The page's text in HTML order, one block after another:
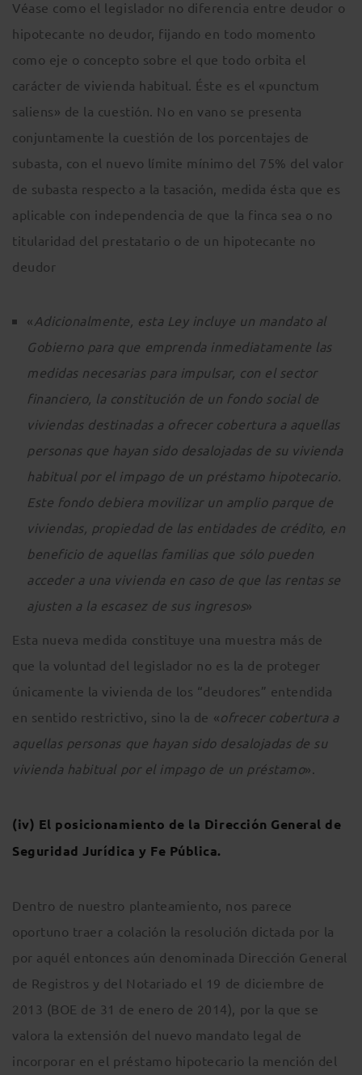
Véase como el legislador no diferencia entre deudor o
hipotecante no deudor, fijando en todo momento
como eje o concepto sobre el que todo orbita el
carácter de vivienda habitual. Éste es el «punctum
saliens» de la cuestión. No en vano se presenta
conjuntamente la cuestión de los porcentajes de
subasta, con el nuevo límite mínimo del 75% del valor
de subasta respecto a la tasación, medida ésta que es
aplicable con independencia de que la finca sea o no
titularidad del prestatario o de un hipotecante no
deudor
«Adicionalmente, esta Ley incluye un mandato al
Gobierno para que emprenda inmediatamente las
medidas necesarias para impulsar, con el sector
financiero, la constitución de un fondo social de
viviendas destinadas a ofrecer cobertura a aquellas
personas que hayan sido desalojadas de su vivienda
habitual por el impago de un préstamo hipotecario.
Este fondo debiera movilizar un amplio parque de
viviendas, propiedad de las entidades de crédito, en
beneficio de aquellas familias que sólo pueden
acceder a una vivienda en caso de que las rentas se
ajusten a la escasez de sus ingresos»
Esta nueva medida constituye una muestra más de
que la voluntad del legislador no es la de proteger
únicamente la vivienda de los “deudores” entendida
en sentido restrictivo, sino la de «ofrecer cobertura a
aquellas personas que hayan sido desalojadas de su
vivienda habitual por el impago de un préstamo».
(iv) El posicionamiento de la Dirección General de
Seguridad Jurídica y Fe Pública.
Dentro de nuestro planteamiento, nos parece
oportuno traer a colación la resolución dictada por la
por aquél entonces aún denominada Dirección General
de Registros y del Notariado el 19 de diciembre de
2013 (BOE de 31 de enero de 2014), por la que se
valora la extensión del nuevo mandato legal de
incorporar en el préstamo hipotecario la mención del